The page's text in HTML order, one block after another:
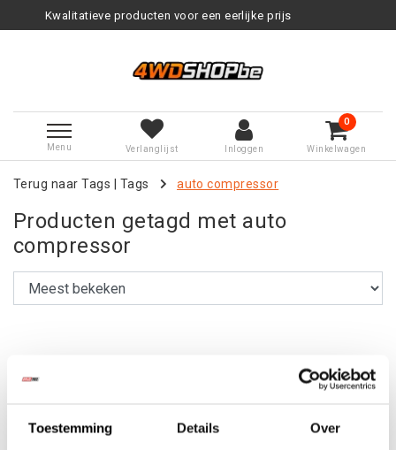
Toestemming Details Over
producten voor een eerlijke prijs
Menu Verlanglijst Inloggen
0
Winkelwagen
Terug naar Tags Tags auto compressor
Producten getagd met auto
compressor